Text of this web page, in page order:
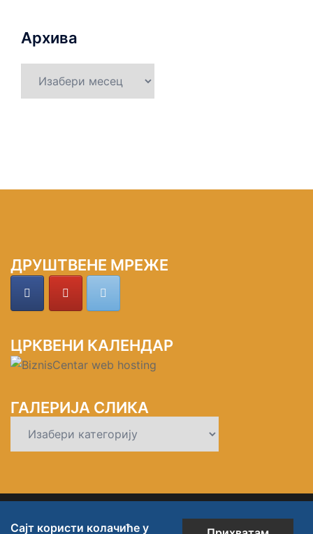
Архива
ДРУШТВЕНЕ МРЕЖЕ
ЦРКВЕНИ КАЛЕНДАР
ГАЛЕРИЈА СЛИКА
СЛИКА
© 2026 СРПСКА ПРАВОСЛАВНА ЦРКВЕНА
Сајт користи колачиће у